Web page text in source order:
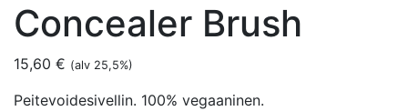
Concealer Brush
15,60 € (alv 25,5%)
Peitevoidesivellin. 100% vegaaninen.